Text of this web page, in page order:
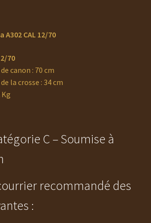
CAL 12/70
70
canon : 70 cm
la crosse : 34 cm
Kg
C – Soumise à
recommandé des
: